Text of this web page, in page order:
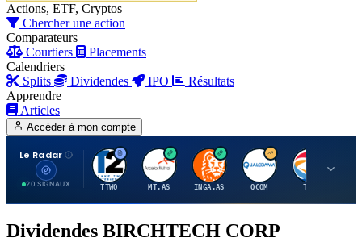
Actions, ETF, Cryptos
Chercher une action
Comparateurs
Courtiers
Placements
Calendriers
Splits
Dividendes IPO
Résultats
Apprendre
Articles
Accéder à mon compte
Le Radar
20 SIGNAUX
T
TTWO
A
MT.AS
I
INGA.AS
Q
QCOM
T
TTE
Dividendes BIRCHTECH CORP